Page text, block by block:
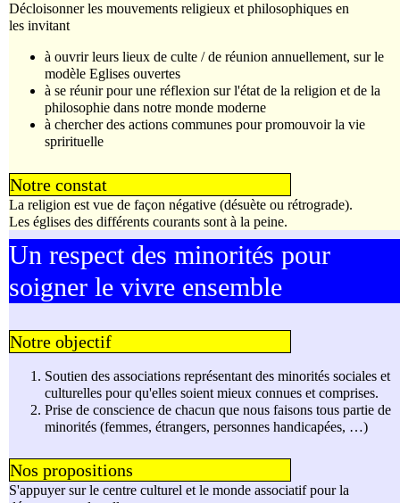
Décloisonner les mouvements religieux et philosophiques en
les invitant
à ouvrir leurs lieux de culte / de réunion annuellement, sur le
modèle Eglises ouvertes
à se réunir pour une réflexion sur l'état de la religion et de la
philosophie dans notre monde moderne
à chercher des actions communes pour promouvoir la vie
sprirituelle
Notre constat
La religion est vue de façon négative (désuète ou rétrograde).
Les églises des différents courants sont à la peine.
Un respect des minorités pour
soigner le vivre ensemble
Notre objectif
Soutien des associations représentant des minorités sociales et
culturelles pour qu'elles soient mieux connues et comprises.
Prise de conscience de chacun que nous faisons tous partie de
minorités (femmes, étrangers, personnes handicapées, …)
Nos propositions
S'appuyer sur le centre culturel et le monde associatif pour la